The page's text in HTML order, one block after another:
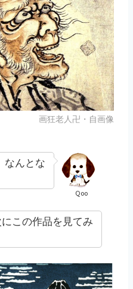
画狂老人卍・自画像
Qoo
なんとな
この作品を見てみ